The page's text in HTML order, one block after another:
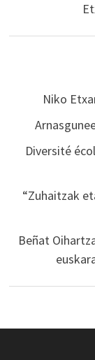
Niko
Diversité
“Zuhaitzak
Beñat